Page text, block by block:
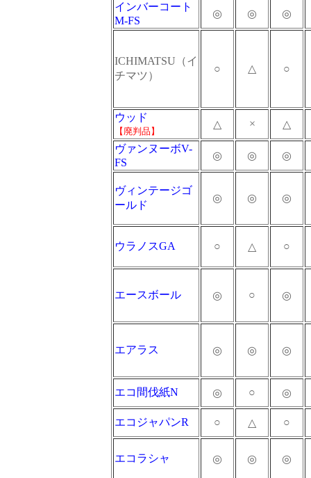
インバーコート
M-FS
◎ ◎ ◎
ICHIMATSU（イ
チマツ）
○ △ ○
ウッド
【廃判品】
△ × △
ヴァンヌーボV-
FS
◎ ◎ ◎
ヴィンテージゴ
ールド
◎ ◎ ◎
ウラノスGA ○ △ ○
エースボール ◎ ○ ◎
エアラス ◎ ◎ ◎
エコ間伐紙N ◎ ○ ◎
エコジャパンR ○ △ ○
エコラシャ ◎ ◎ ◎